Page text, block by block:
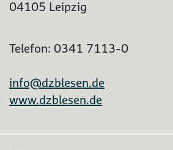
04105 Leipzig
Telefon: 0341 7113-0
info@dzblesen.de
www.dzblesen.de